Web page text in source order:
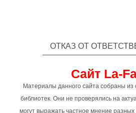
ОТКАЗ ОТ
Сайт La-
Материалы данного сайта собраны из
библиотек. Они не проверялись на
могут выражать частное мнение разных